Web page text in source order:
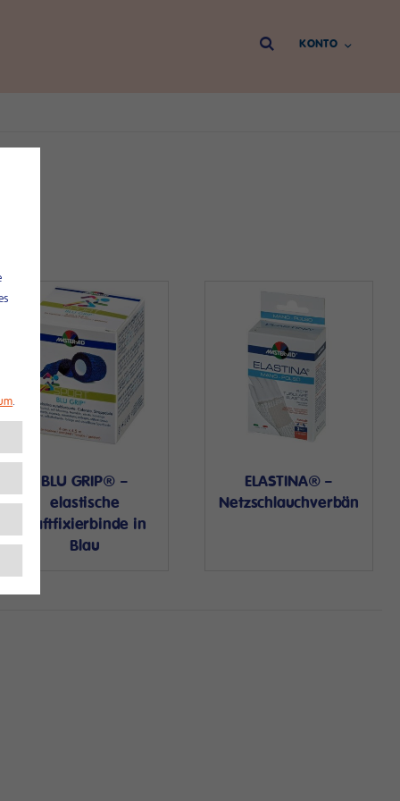
Direkt
KONTO
BLU GRIP® –
elastische
Haftfixierbinde in
Blau
ELASTINA® –
Netzschlauchverbände
.